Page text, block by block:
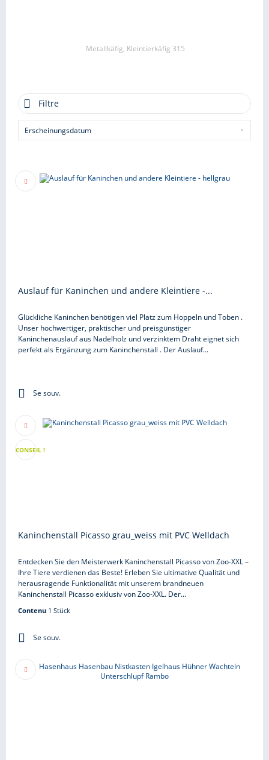
Metallkäfig, Kleintierkäfig 315
Filtre
Auslauf für Kaninchen und andere Kleintiere -...
Glückliche Kaninchen benötigen viel Platz zum Hoppeln und Toben .
Unser hochwertiger, praktischer und preisgünstiger
Kaninchenauslauf aus Nadelholz und verzinktem Draht eignet sich
perfekt als Ergänzung zum Kaninchenstall . Der Auslauf...
Se souv.
CONSEIL !
Kaninchenstall Picasso grau_weiss mit PVC Welldach
Entdecken Sie den Meisterwerk Kaninchenstall Picasso von Zoo-XXL –
Ihre Tiere verdienen das Beste! Erleben Sie ultimative Qualität und
herausragende Funktionalität mit unserem brandneuen
Kaninchenstall Picasso exklusiv von Zoo-XXL. Der...
Contenu 1 Stück
Se souv.